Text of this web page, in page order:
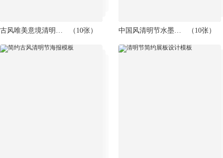
古风唯美意境清明节展板模板 （10张） 中国风清明节水墨展板模板 （10张）